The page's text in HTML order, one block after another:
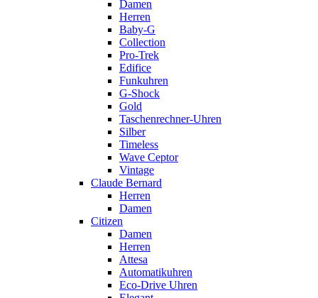
Damen
Herren
Baby-G
Collection
Pro-Trek
Edifice
Funkuhren
G-Shock
Gold
Taschenrechner-Uhren
Silber
Timeless
Wave Ceptor
Vintage
Claude Bernard
Herren
Damen
Citizen
Damen
Herren
Attesa
Automatikuhren
Eco-Drive Uhren